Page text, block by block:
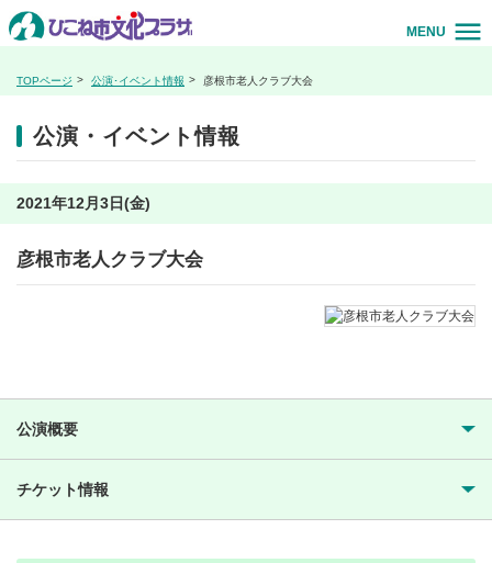
MENU
TOPページ 公演･イベント情報 彦根市老人クラブ大会
公演・イベント情報
2021年12月3日(金)
彦根市老人クラブ大会
公演概要
チケット情報